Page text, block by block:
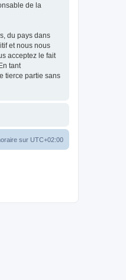
de la
du pays dans
et nous nous
acceptez le fait
tant
tierce partie sans
sur UTC+02:00